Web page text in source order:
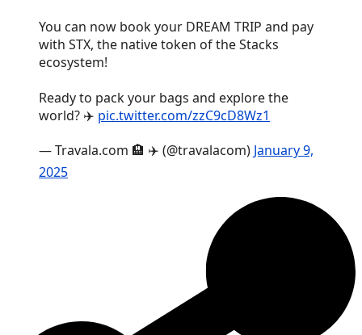
You can now book your DREAM TRIP and pay
with STX, the native token of the Stacks
ecosystem!
Ready to pack your bags and explore the
world? ✈️ pic.twitter.com/zzC9cD8Wz1
— Travala.com 🏨 ✈️ (@travalacom) January 9,
2025